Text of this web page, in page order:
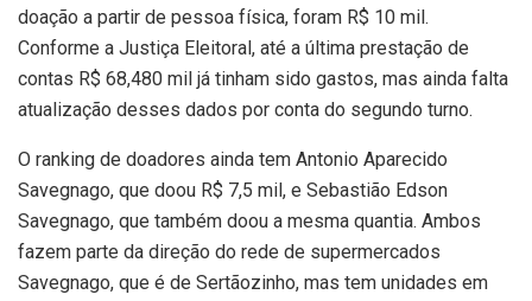
doação a partir de pessoa física, foram R$ 10 mil.
Conforme a Justiça Eleitoral, até a última prestação de
contas R$ 68,480 mil já tinham sido gastos, mas ainda falta
atualização desses dados por conta do segundo turno.
O ranking de doadores ainda tem Antonio Aparecido
Savegnago, que doou R$ 7,5 mil, e Sebastião Edson
Savegnago, que também doou a mesma quantia. Ambos
fazem parte da direção do rede de supermercados
Savegnago, que é de Sertãozinho, mas tem unidades em